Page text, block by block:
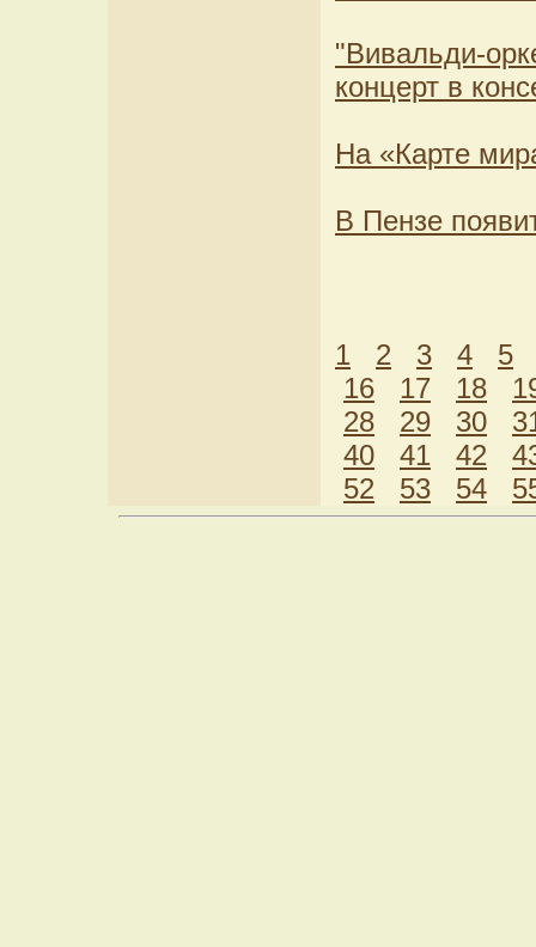
"Вивальди-
концерт в
На «Карте
В Пензе
1 2 3 4
5
16
17 18
28
29 30
40
41 42
52
53 54